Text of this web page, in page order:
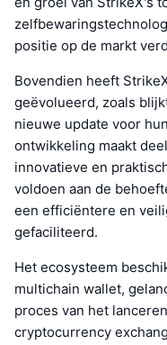
positie op de markt
Bovendien heeft
geëvolueerd, zoals
nieuwe update voor
ontwikkeling maakt
innovatieve en
voldoen aan de
een efficiëntere en
gefaciliteerd.
Het ecosysteem
multichain wallet,
proces van het
cryptocurrency